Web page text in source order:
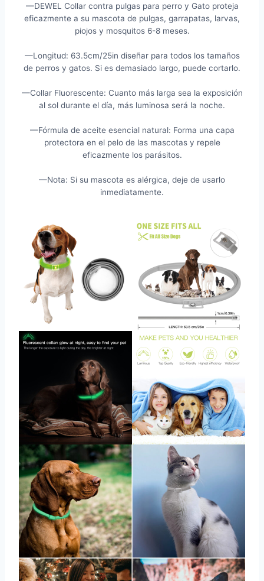
—DEWEL Collar contra pulgas para perro y Gato proteja
eficazmente a su mascota de pulgas, garrapatas, larvas,
piojos y mosquitos 6-8 meses.
—Longitud: 63.5cm/25in diseñar para todos los tamaños
de perros y gatos. Si es demasiado largo, puede cortarlo.
—Collar Fluorescente: Cuanto más larga sea la exposición
al sol durante el día, más luminosa será la noche.
—Fórmula de aceite esencial natural: Forma una capa
protectora en el pelo de las mascotas y repele
eficazmente los parásitos.
—Nota: Si su mascota es alérgica, deje de usarlo
inmediatamente.